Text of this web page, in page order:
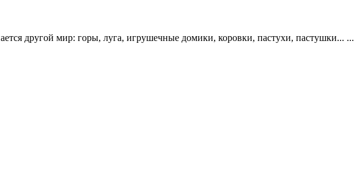
другой мир: горы, луга, игрушечные домики, коровки, пастухи, пастушки... ...